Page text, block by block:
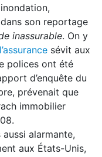
dans son reportage
inassurable. On y
sévit aux
polices ont été
d’enquête du
prévenait que
immobilier
aussi alarmante,
aux États-Unis,